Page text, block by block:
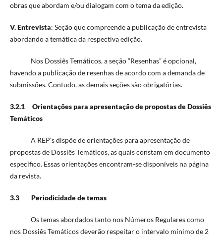
obras que abordam e/ou dialogam com o tema da edição.
V. Entrevista: Seção que compreende a publicação de entrevista
abordando a temática da respectiva edição.
Nos Dossiês Temáticos, a seção “Resenhas” é opcional,
havendo a publicação de resenhas de acordo com a demanda de
submissões. Contudo, as demais seções são obrigatórias.
3.2.1 Orientações para apresentação de propostas de Dossiês
Temáticos
A REP’s dispõe de orientações para apresentação de
propostas de Dossiês Temáticos, as quais constam em documento
específico. Essas orientações encontram-se disponíveis na página
da revista.
3.3 Periodicidade de temas
Os temas abordados tanto nos Números Regulares como
nos Dossiês Temáticos deverão respeitar o intervalo mínimo de 2